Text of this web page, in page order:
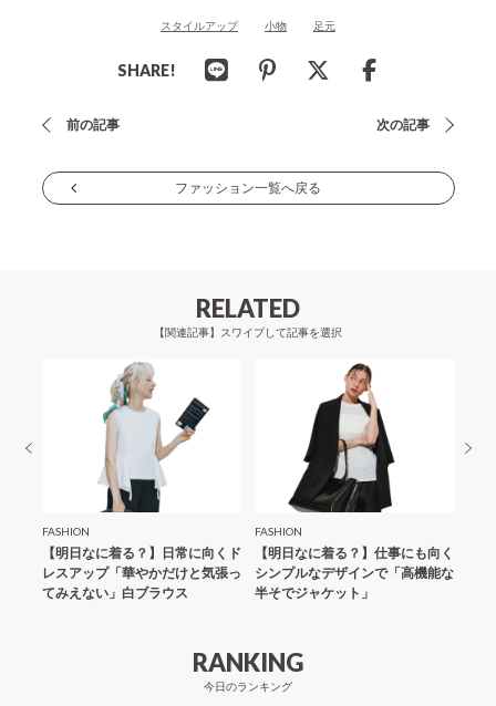
スタイルアップ 小物 足元
SHARE!
投
ナ
前の記事 次の記事
ファッション一覧へ戻る
RELATED
【関連記事】スワイプして記事を選択
FASHION
【明日なに着る？】日常に向くド
レスアップ「華やかだけと気張っ
てみえない」白ブラウス
FASHION
【明日なに着る？】仕事にも向く
シンプルなデザインで「高機能な
半そでジャケット」
RANKING
今日のランキング